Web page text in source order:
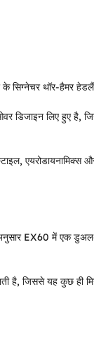
थॉर-हैमर
लिए हुए है,
एयरोडायनामिक्स
अनुसार EX60 में एक
है, जिससे यह कुछ ही